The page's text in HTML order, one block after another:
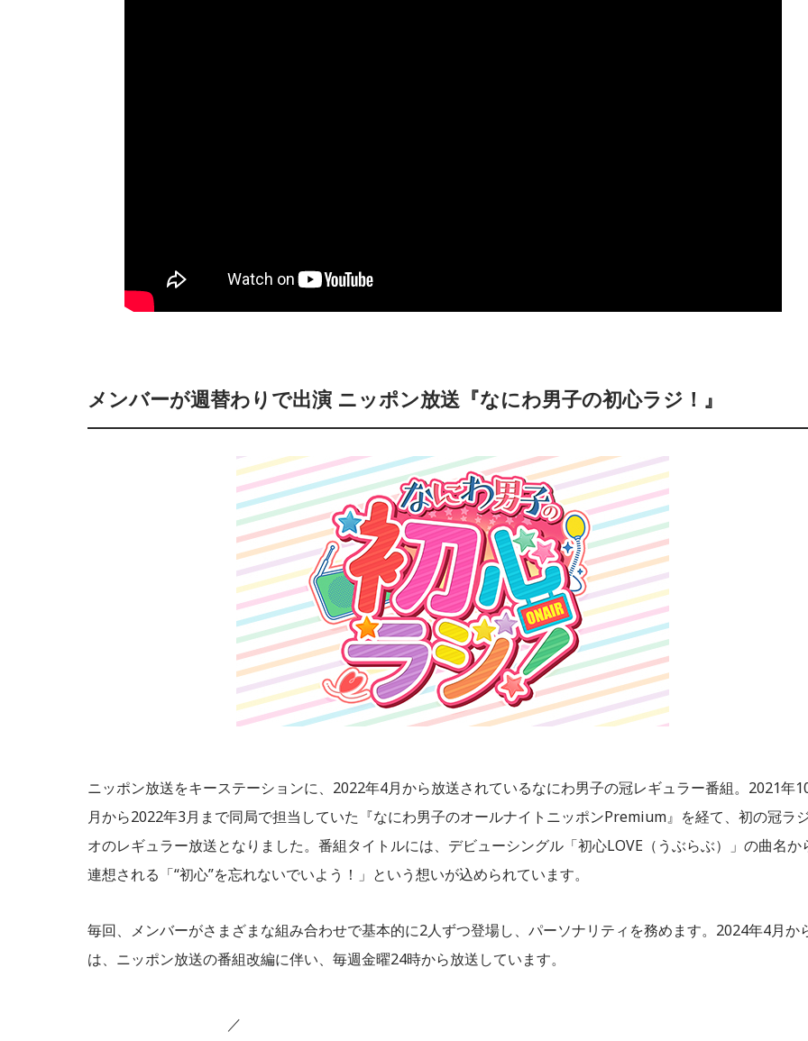
メンバーが週替わりで出演 ニッポン放送『なにわ男子の初心ラジ！』
ニッポン放送をキーステーションに、2022年4月から放送されているなにわ男子の冠レギュラー番組。2021年
月から2022年3月まで同局で担当していた『なにわ男子のオールナイトニッポンPremium』を経て、初の冠ラ
オのレギュラー放送となりました。番組タイトルには、デビューシングル「初心LOVE（うぶらぶ）」の曲名か
連想される「“初心”を忘れないでいよう！」という想いが込められています。
毎回、メンバーがさまざまな組み合わせで基本的に2人ずつ登場し、パーソナリティを務めます。2024年4月か
は、ニッポン放送の番組改編に伴い、毎週金曜24時から放送しています。
／